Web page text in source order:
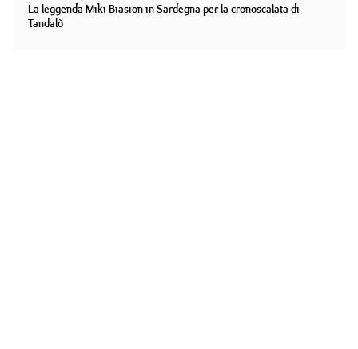
La leggenda Miki Biasion in Sardegna per la cronoscalata di
Tandalò